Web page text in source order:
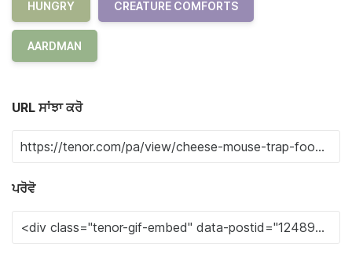
HUNGRY CREATURE COMFORTS
AARDMAN
URL ਸਾਂਝਾ ਕਰੋ
ਪਰੋਵੋ